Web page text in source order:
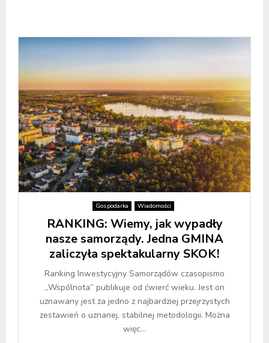
Gospodarka Wiadomości
RANKING: Wiemy, jak wypadły
nasze samorządy. Jedna GMINA
zaliczyła spektakularny SKOK!
Ranking Inwestycyjny Samorządów czasopismo
„Wspólnota” publikuje od ćwierć wieku. Jest on
uznawany jest za jedno z najbardziej przejrzystych
zestawień o uznanej, stabilnej metodologii. Można
więc...